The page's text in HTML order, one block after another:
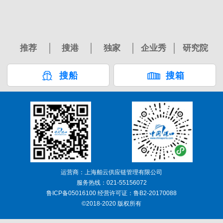
推荐 搜港 独家 企业秀 研究院
搜船 搜箱
运营商：上海舶云供应链管理有限公司
服务热线：021-55156072
鲁ICP备05016100 经营许可证：鲁B2-20170088
©2018-2020 版权所有